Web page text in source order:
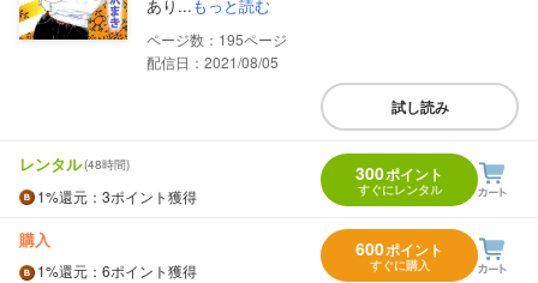
あり...もっと読む
195
配信日：2021/08/05
試し読み
レンタル(48時間)
1%還元 ：3ポイント獲得
300ポイント
すぐにレンタル
購入
1%還元 ：6ポイント獲得
600ポイント
すぐに購入